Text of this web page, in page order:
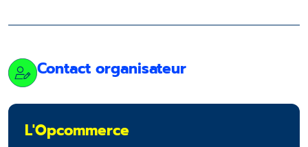
Contact organisateur
L'Opcommerce